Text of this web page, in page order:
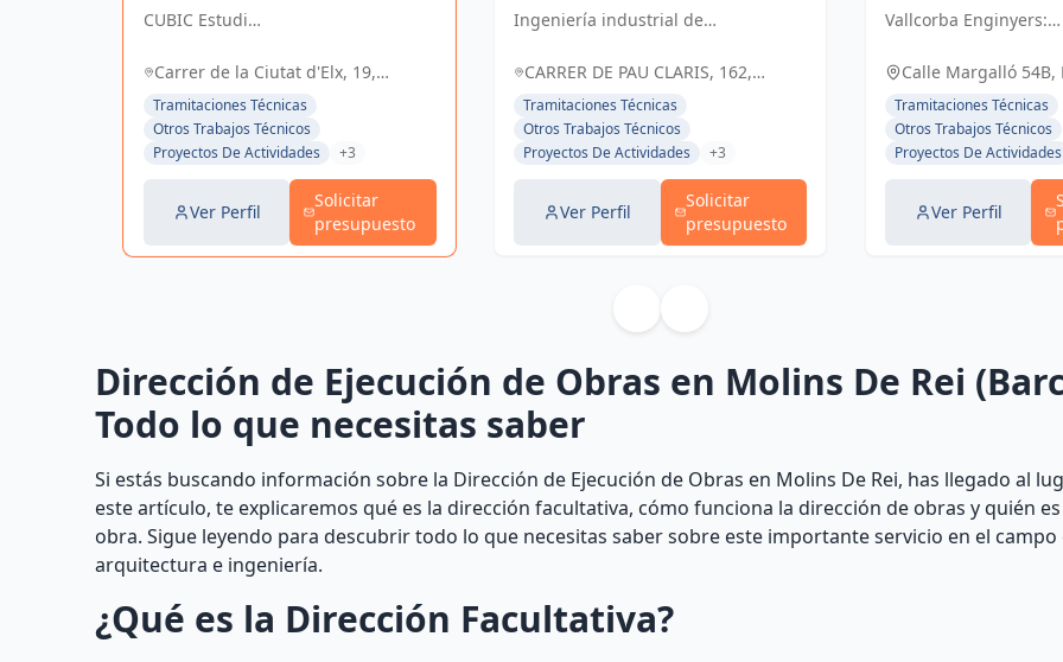
D'ENGINYERIA
S.L.
CUBIC Estudi
14 años brindando
Arquitectura e
Ingeniería con una
trayectoria sólida y
Carrer de la Ciutat d'Elx, 19,
Barcelona, España, España
Tramitaciones Técnicas
Otros Trabajos Técnicos
Proyectos De Actividades
+3
Ver Perfil
Solicitar
presupuesto
INGENIERÍA
INDUSTRIAL Y
SERVICIOS, S.L.
Ingeniería industrial de
Soluciones eficientes para
CARRER DE PAU CLARIS, 162,
BARCELONA, ESPAÑA, España
Tramitaciones Técnicas
Otros Trabajos Técnicos
Proyectos De Actividades
+3
Ver Perfil
Solicitar
presupuesto
S.L.
Vallcorba Enginyers:
cada proyecto,
espacios inspiradores
el futuro.
Calle Margalló 54B,
Tramitaciones Técnicas
Otros Trabajos Técnicos
Proyectos De Actividades
Ver Perfil
Dirección de Ejecución de Obras en Molins De Rei
Todo lo que necesitas saber
Si estás buscando información sobre la Dirección de Ejecución de Obras en Molins De Rei, has llegado al
este artículo, te explicaremos qué es la dirección facultativa, cómo funciona la dirección de obras y quién
obra. Sigue leyendo para descubrir todo lo que necesitas saber sobre este importante servicio en el campo
arquitectura e ingeniería.
¿Qué es la Dirección Facultativa?